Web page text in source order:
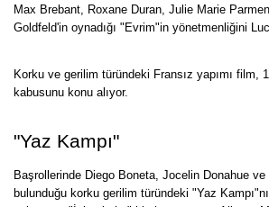
Max Brebant, Roxane Duran, Julie Marie
Goldfeld'in oynadığı "Evrim"in yönetmenliğini
Korku ve gerilim türündeki Fransız yapımı film,
kabusunu konu alıyor.
"Yaz Kampı"
Başrollerinde Diego Boneta, Jocelin Donahue
bulunduğu korku gerilim türündeki "Yaz